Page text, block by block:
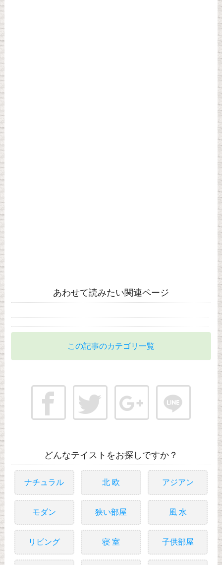
あわせて読みたい関連ページ
この記事のカテゴリ一覧
どんなテイストをお探しですか？
ナチュラル 北 欧 アジアン
モダン 狭い部屋 風 水
リビング 寝 室 子供部屋